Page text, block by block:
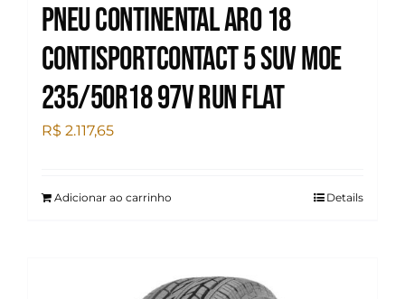
Pneu Continental Aro 18
Contisportcontact 5 SUV MOE
235/50R18 97V Run Flat
R$ 2.117,65
Adicionar ao carrinho Details